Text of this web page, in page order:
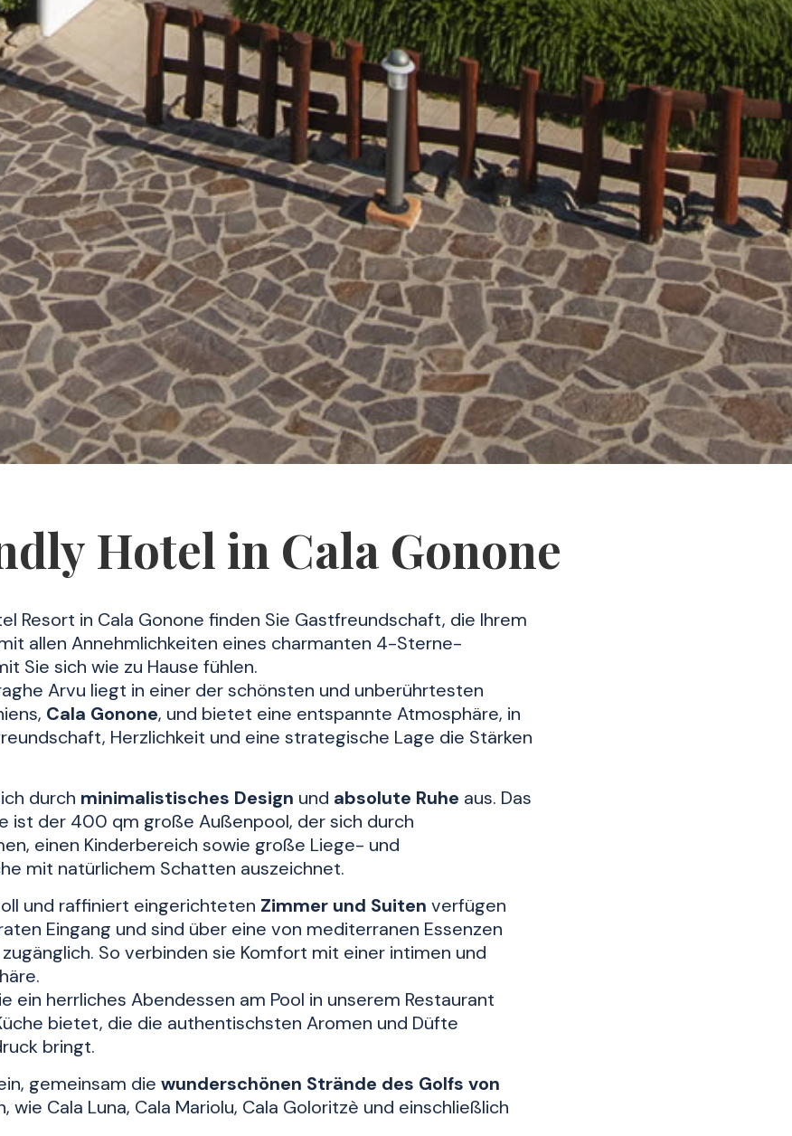
Hotel in Cala Gonone
Resort in Cala Gonone finden Sie Gastfreundschaft, die Ihrem
allen Annehmlichkeiten eines charmanten 4-Sterne-
Sie sich wie zu Hause fühlen.
Arvu liegt in einer der schönsten und unberührtesten
Cala Gonone, und bietet eine entspannte Atmosphäre, in
Herzlichkeit und eine strategische Lage die Stärken
durch minimalistisches Design und absolute Ruhe aus. Das
ist der 400 qm große Außenpool, der sich durch
einen Kinderbereich sowie große Liege- und
mit natürlichem Schatten auszeichnet.
und raffiniert eingerichteten Zimmer und Suiten verfügen
Eingang und sind über eine von mediterranen Essenzen
So verbinden sie Komfort mit einer intimen und
ein herrliches Abendessen am Pool in unserem Restaurant
bietet, die die authentischsten Aromen und Düfte
bringt.
gemeinsam die wunderschönen Strände des Golfs von
wie Cala Luna, Cala Mariolu, Cala Goloritzè und einschließlich